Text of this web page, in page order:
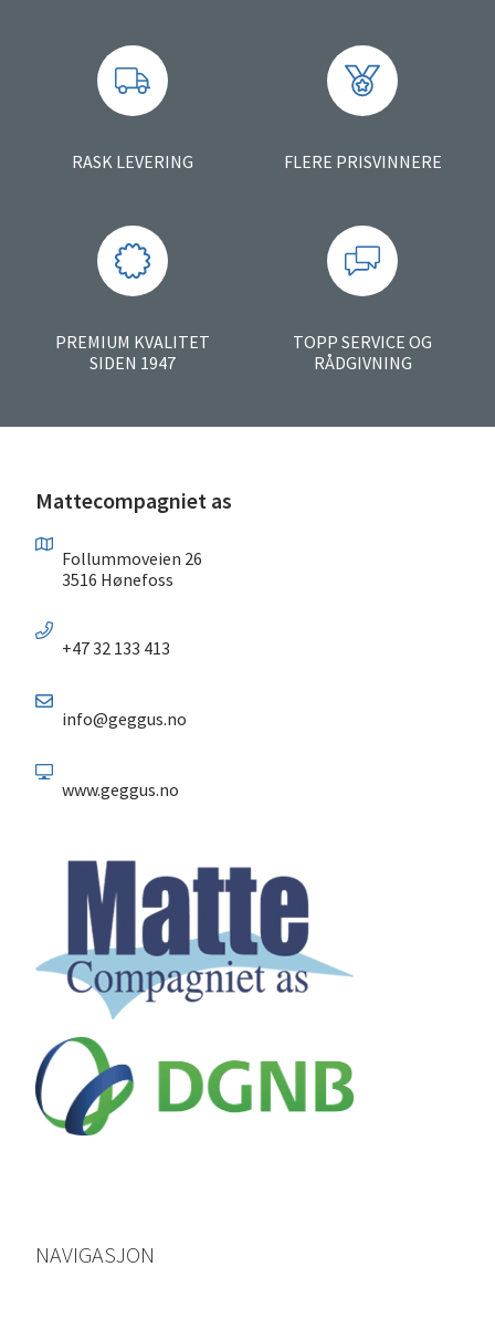
RASK LEVERING FLERE PRISVINNERE
PREMIUM KVALITET
SIDEN 1947
TOPP SERVICE OG
RÅDGIVNING
Mattecompagniet as
Follummoveien 26
3516 Hønefoss
+47 32 133 413
info@geggus.no
www.geggus.no
NAVIGASJON